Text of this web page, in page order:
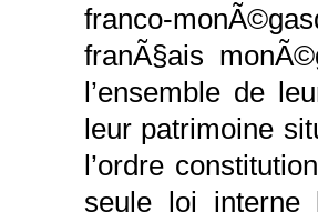
franco-
franÃ§ais
l’ensemble de
leur patrimoine
l’ordre
seule loi interne